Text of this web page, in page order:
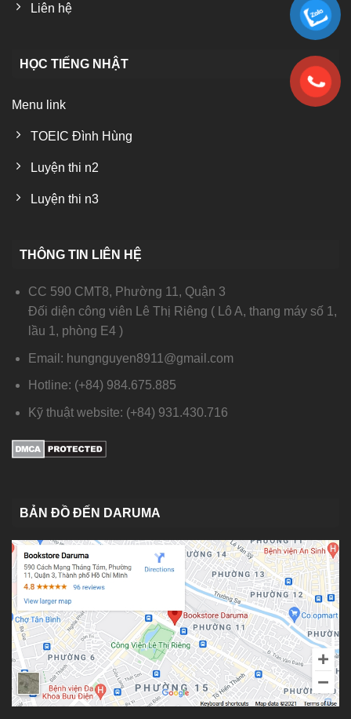
Liên hệ
HỌC TIẾNG NHẬT
Menu link
TOEIC Đình Hùng
Luyện thi n2
Luyện thi n3
THÔNG TIN LIÊN HỆ
CC 590 CMT8, Phường 11, Quận 3
Đối diện công viên Lê Thị Riêng ( Lô A, thang máy số 1,
lầu 1, phòng E4 )
Email: hungnguyen8911@gmail.com
Hotline: (+84) 984.675.885
Kỹ thuật website: (+84) 931.430.716
BẢN ĐỒ ĐẾN DARUMA